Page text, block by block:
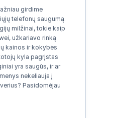
girdime
telefonų saugumą.
milžinai, tokie kaip
užkariavo rinką
kainos ir kokybės
kyla pagrįstas
yra saugūs, ir ar
nekeliauja į
Pasidomėjau